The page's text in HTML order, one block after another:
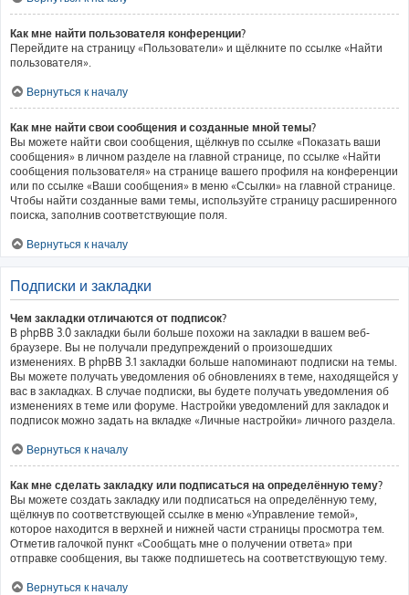
Как мне найти пользователя конференции?
Перейдите на страницу «Пользователи» и щёлкните по ссылке «Найти
пользователя».
Вернуться к началу
Как мне найти свои сообщения и созданные мной темы?
Вы можете найти свои сообщения, щёлкнув по ссылке «Показать ваши
сообщения» в личном разделе на главной странице, по ссылке «Найти
сообщения пользователя» на странице вашего профиля на конференции
или по ссылке «Ваши сообщения» в меню «Ссылки» на главной странице.
Чтобы найти созданные вами темы, используйте страницу расширенного
поиска, заполнив соответствующие поля.
Вернуться к началу
Подписки и закладки
Чем закладки отличаются от подписок?
В phpBB 3.0 закладки были больше похожи на закладки в вашем веб-
браузере. Вы не получали предупреждений о произошедших
изменениях. В phpBB 3.1 закладки больше напоминают подписки на темы.
Вы можете получать уведомления об обновлениях в теме, находящейся у
вас в закладках. В случае подписки, вы будете получать уведомления об
изменениях в теме или форуме. Настройки уведомлений для закладок и
подписок можно задать на вкладке «Личные настройки» личного раздела.
Вернуться к началу
Как мне сделать закладку или подписаться на определённую тему?
Вы можете создать закладку или подписаться на определённую тему,
щёлкнув по соответствующей ссылке в меню «Управление темой»,
которое находится в верхней и нижней части страницы просмотра тем.
Отметив галочкой пункт «Сообщать мне о получении ответа» при
отправке сообщения, вы также подпишетесь на соответствующую тему.
Вернуться к началу